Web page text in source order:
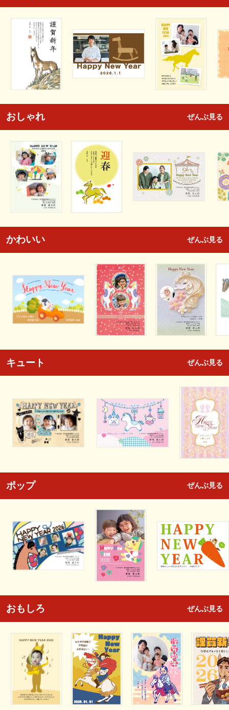
おしゃれ ぜんぶ見る
かわいい ぜんぶ見る
キュート ぜんぶ見る
ポップ ぜんぶ見る
おもしろ ぜんぶ見る